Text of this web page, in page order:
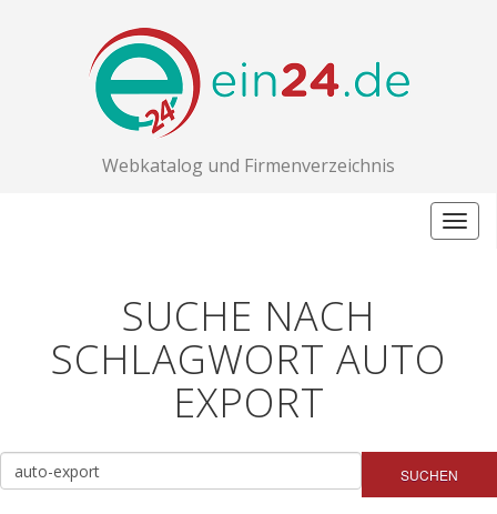
Webkatalog und Firmenverzeichnis
SUCHE NACH
SCHLAGWORT AUTO
EXPORT
SUCHEN